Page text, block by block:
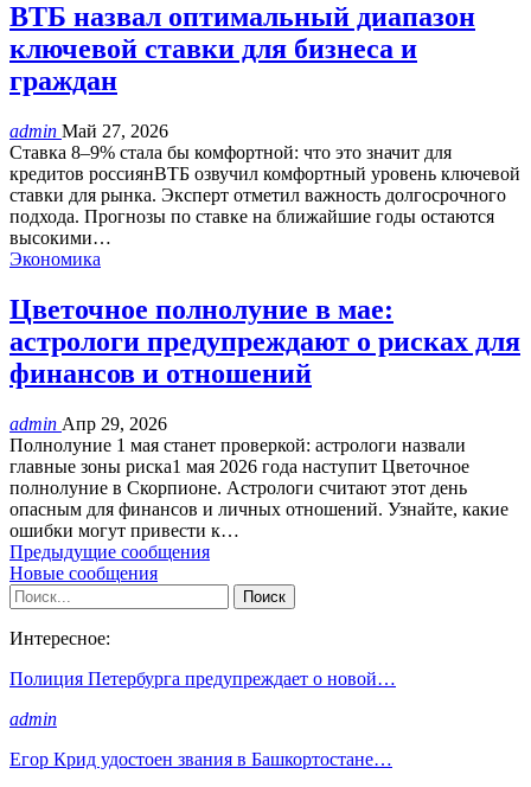
ВТБ назвал оптимальный диапазон
ключевой ставки для бизнеса и
граждан
admin Май 27, 2026
Ставка 8–9% стала бы комфортной: что это значит для
кредитов россиянВТБ озвучил комфортный уровень ключевой
ставки для рынка. Эксперт отметил важность долгосрочного
подхода. Прогнозы по ставке на ближайшие годы остаются
высокими…
Экономика
Цветочное полнолуние в мае:
астрологи предупреждают о рисках для
финансов и отношений
admin Апр 29, 2026
Полнолуние 1 мая станет проверкой: астрологи назвали
главные зоны риска1 мая 2026 года наступит Цветочное
полнолуние в Скорпионе. Астрологи считают этот день
опасным для финансов и личных отношений. Узнайте, какие
ошибки могут привести к…
Предыдущие сообщения
Новые сообщения
Интересное:
Полиция Петербурга предупреждает о новой…
admin
Егор Крид удостоен звания в Башкортостане…